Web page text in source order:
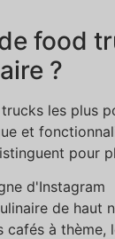
food
?
les plus
et
pour
d'Instagram
de haut
cafés à thème,